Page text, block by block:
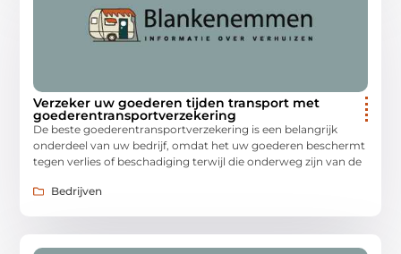
Verzeker uw goederen tijden transport met
goederentransportverzekering
De beste goederentransportverzekering is een belangrijk
onderdeel van uw bedrijf, omdat het uw goederen beschermt
tegen verlies of beschadiging terwijl die onderweg zijn van de
Bedrijven